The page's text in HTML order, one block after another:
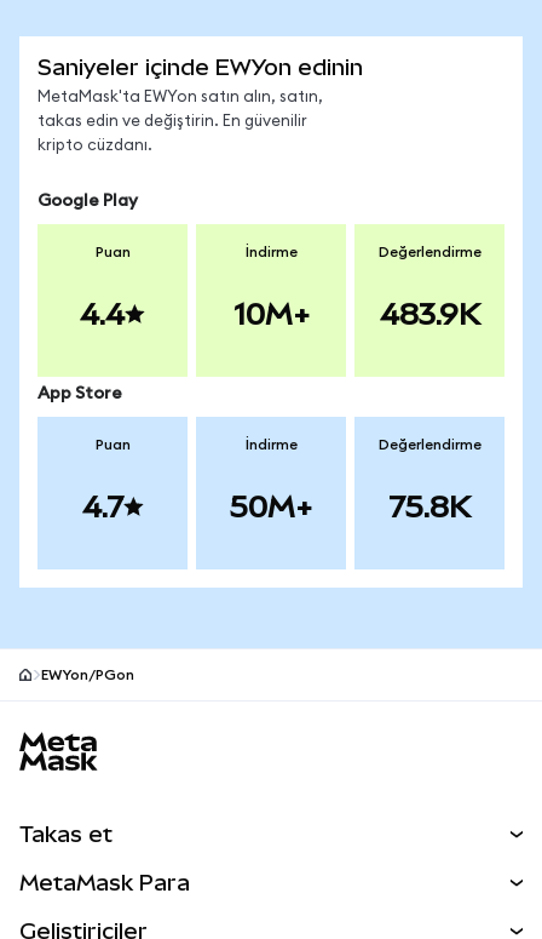
Saniyeler içinde EWYon edinin
MetaMask'ta EWYon satın alın, satın,
takas edin ve değiştirin. En güvenilir
kripto cüzdanı.
Google Play
Puan
4.4
İndirme
10M+
Değerlendirme
483.9K
App Store
Puan
4.7
İndirme
50M+
Değerlendirme
75.8K
EWYon/PGon
Takas et
MetaMask Para
Geliştiriciler